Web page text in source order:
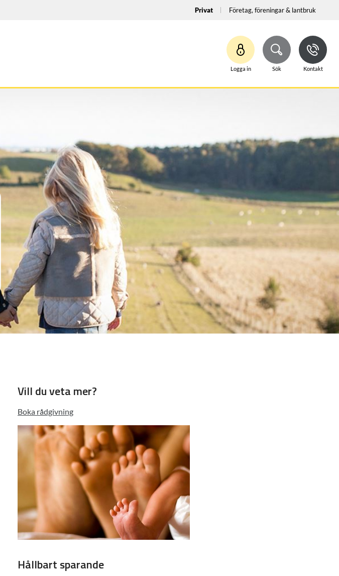
Privat Företag, föreningar & lantbruk
Logga in Sök Kontakt
Vill du veta mer?
Boka rådgivning
Hållbart sparande